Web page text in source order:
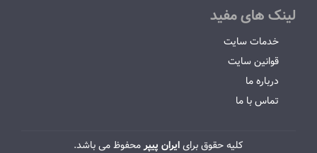
لینک های مفید
خدمات سایت
قوانین سایت
درباره ما
تماس با ما
کلیه حقوق برایایران پیپرمحفوظ می باشد.